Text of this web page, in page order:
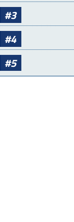
#3
#4
#5